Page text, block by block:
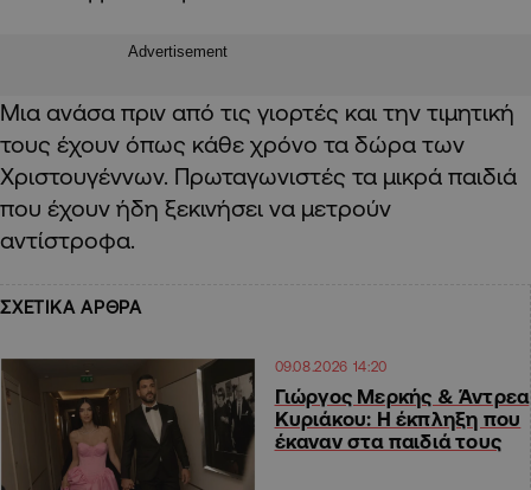
Advertisement
Μια ανάσα πριν από τις γιορτές και την τιμητική
τους έχουν όπως κάθε χρόνο τα δώρα των
Χριστουγέννων. Πρωταγωνιστές τα μικρά παιδιά
που έχουν ήδη ξεκινήσει να μετρούν
αντίστροφα.
ΣΧΕΤΙΚΑ ΑΡΘΡΑ
09.08.2026 14:20
Γιώργος Μερκής & Άντρεα
Κυριάκου: Η έκπληξη που
έκαναν στα παιδιά τους